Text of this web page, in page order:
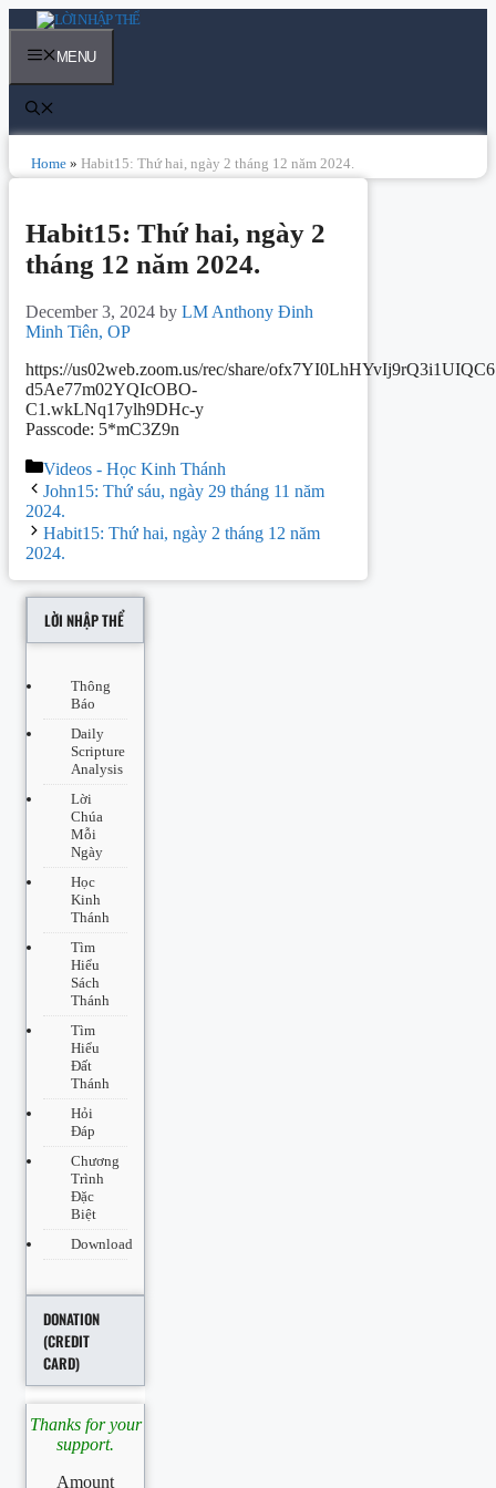
Skip
to
contentMENU
Home » Habit15: Thứ hai, ngày 2 tháng 12 năm 2024.
Habit15: Thứ hai, ngày 2
tháng 12 năm 2024.
December 3, 2024 by LM Anthony Đinh
Minh Tiên, OP
https://us02web.zoom.us/rec/share/
d5Ae77m02YQIcOBO-
C1.wkLNq17ylh9DHc-y
Passcode: 5*mC3Z9n
Categories
Videos - Học Kinh Thánh
Post
navigation
John15: Thứ sáu, ngày 29 tháng 11 năm
2024.
Habit15: Thứ hai, ngày 2 tháng 12 năm
2024.
LỜI NHẬP THỂ
Thông
Báo
Daily
Scripture
Analysis
Lời
Chúa
Mỗi
Ngày
Học
Kinh
Thánh
Tìm
Hiểu
Sách
Thánh
Tìm
Hiểu
Đất
Thánh
Hỏi
Đáp
Chương
Trình
Đặc
Biệt
Download
DONATION
(CREDIT
CARD)
Thanks for your
support.
Amount